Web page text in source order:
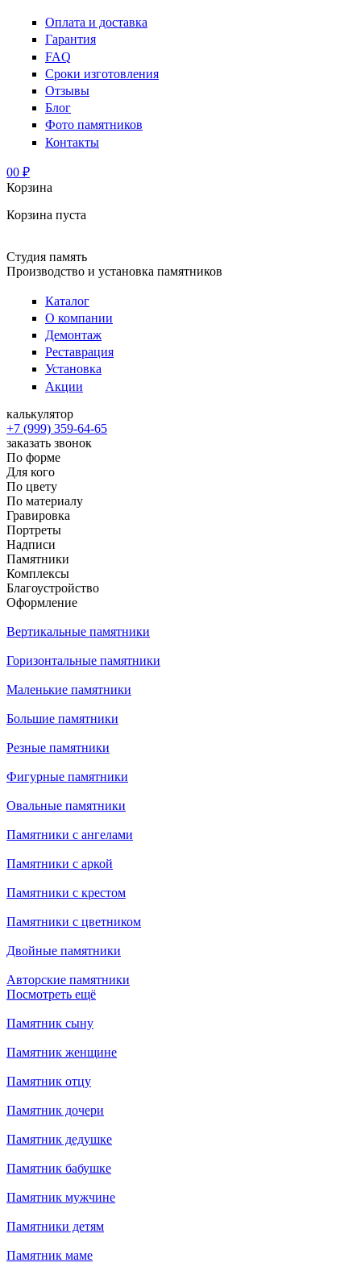
Оплата и доставка
Гарантия
FAQ
Сроки изготовления
Отзывы
Блог
Фото памятников
Контакты
00 ₽
Корзина
Корзина пуста
Студия память
Производство и установка памятников
Каталог
О компании
Демонтаж
Реставрация
Установка
Акции
калькулятор
+7 (999) 359-64-65
заказать звонок
По форме
Для кого
По цвету
По материалу
Гравировка
Портреты
Надписи
Памятники
Комплексы
Благоустройство
Оформление
Вертикальные памятники
Горизонтальные памятники
Маленькие памятники
Большие памятники
Резные памятники
Фигурные памятники
Овальные памятники
Памятники с ангелами
Памятники с аркой
Памятники с крестом
Памятники с цветником
Двойные памятники
Авторские памятники
Посмотреть ещё
Памятник сыну
Памятник женщине
Памятник отцу
Памятник дочери
Памятник дедушке
Памятник бабушке
Памятник мужчине
Памятники детям
Памятник маме